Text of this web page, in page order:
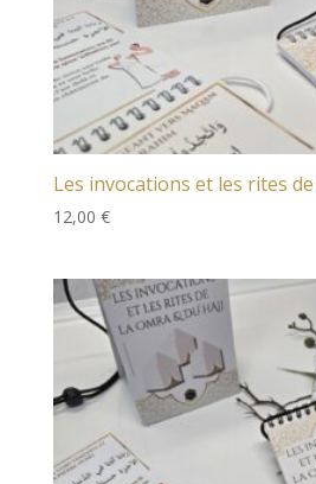
Les invocations et les rites
12,00 €